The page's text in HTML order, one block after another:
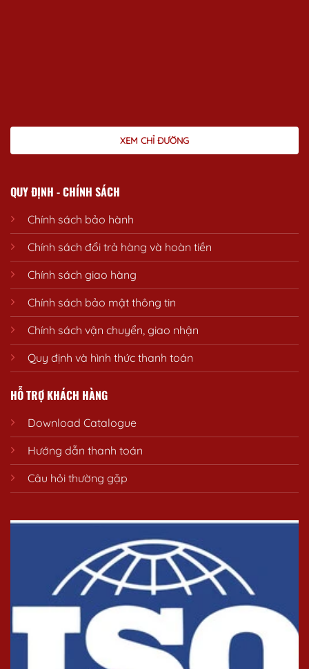
XEM CHỈ ĐƯỜNG
QUY ĐỊNH - CHÍNH SÁCH
Chính sách bảo hành
Chính sách đổi trả hàng và hoàn tiền
Chính sách giao hàng
Chính sách bảo mật thông tin
Chính sách vận chuyển, giao nhận
Quy định và hình thức thanh toán
HỖ TRỢ KHÁCH HÀNG
Download Catalogue
Hướng dẫn thanh toán
Câu hỏi thường gặp